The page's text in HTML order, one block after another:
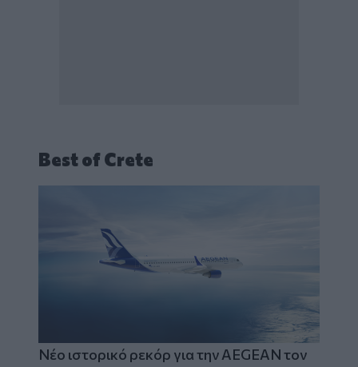
Best of Crete
Νέο ιστορικό ρεκόρ για την AEGEAN τον